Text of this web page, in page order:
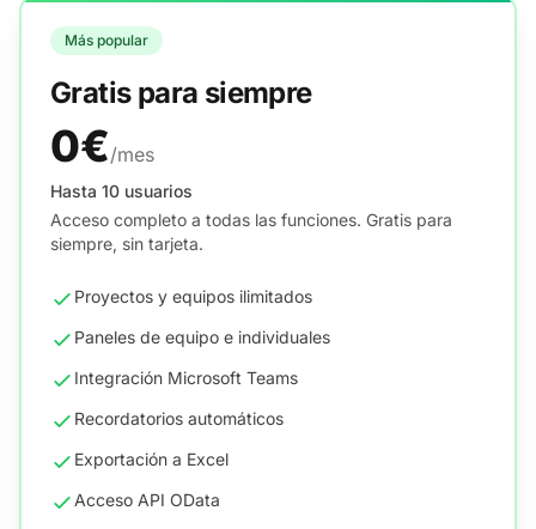
Más popular
Gratis para siempre
0€/mes
Hasta 10 usuarios
Acceso completo a todas las funciones. Gratis para
siempre, sin tarjeta.
Proyectos y equipos ilimitados
Paneles de equipo e individuales
Integración Microsoft Teams
Recordatorios automáticos
Exportación a Excel
Acceso API OData